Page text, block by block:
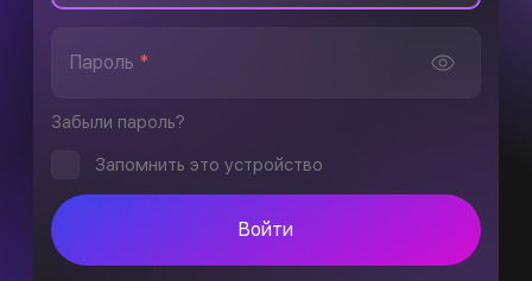
Пароль *
Забыли пароль?
Запомнить это устройство
Войти